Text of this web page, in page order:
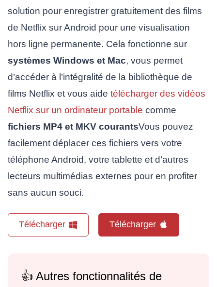
solution pour enregistrer gratuitement des films
de Netflix sur Android pour une visualisation
hors ligne permanente. Cela fonctionne sur
systèmes Windows et Mac, vous permet
d’accéder à l’intégralité de la bibliothèque de
films Netflix et vous aide télécharger des vidéos
Netflix sur un ordinateur portable comme
fichiers MP4 et MKV courantsVous pouvez
facilement déplacer ces fichiers vers votre
téléphone Android, votre tablette et d’autres
lecteurs multimédias externes pour en profiter
sans aucun souci.
Télécharger Télécharger
👍 Autres fonctionnalités de